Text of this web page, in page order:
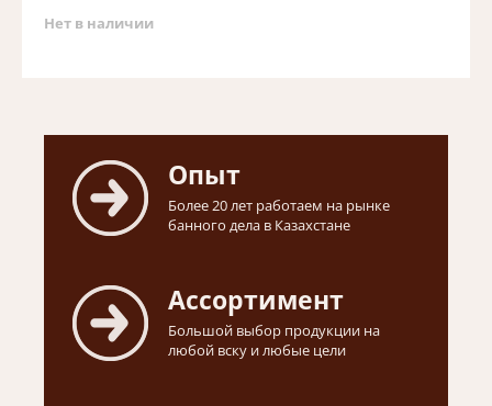
Нет в наличии
Опыт
Более 20 лет работаем на рынке
банного дела в Казахстане
Ассортимент
Большой выбор продукции на
любой вску и любые цели